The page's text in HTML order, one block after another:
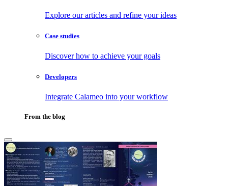
Explore our articles and refine your ideas
Case studies
Discover how to achieve your goals
Developers
Integrate Calameo into your workflow
From the blog